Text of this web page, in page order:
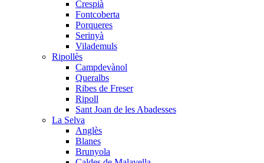
Crespià
Fontcoberta
Porqueres
Serinyà
Vilademuls
Ripollès
Campdevànol
Queralbs
Ribes de Freser
Ripoll
Sant Joan de les Abadesses
La Selva
Anglès
Blanes
Brunyola